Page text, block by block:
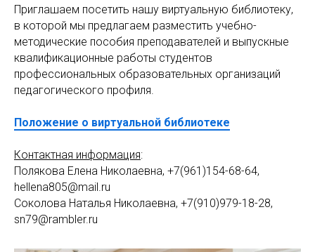
Приглашаем посетить нашу виртуальную библиотеку,
в которой мы предлагаем разместить учебно-
методические пособия преподавателей и выпускные
квалификационные работы студентов
профессиональных образовательных организаций
педагогического профиля.
Положение о виртуальной библиотеке
Контактная информация:
Полякова Елена Николаевна, +7(961)154-68-64,
hellena805@mail.ru
Соколова Наталья Николаевна, +7(910)979-18-28,
sn79@rambler.ru